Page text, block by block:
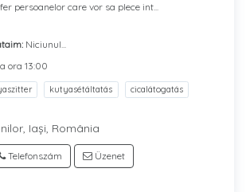
persoanelor care vor sa plece int...
Niciunul...
ora 13:00
kutyasétáltatás
cicalátogatás
Iași, România
Telefonszám Üzenet